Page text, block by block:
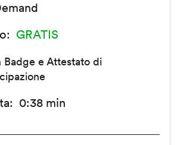
GRATIS
Badge e Attestato di
0:38 min